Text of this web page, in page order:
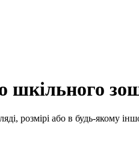
шкільного
розмірі або в будь-якому